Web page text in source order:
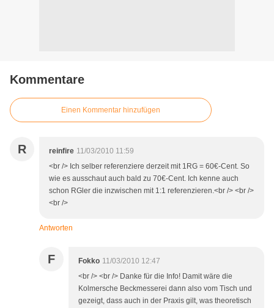
Kommentare
Einen Kommentar hinzufügen
R reinfire 11/03/2010 11:59
<br /> Ich selber referenziere derzeit mit 1RG = 60€-Cent. So
wie es ausschaut auch bald zu 70€-Cent. Ich kenne auch
schon RGler die inzwischen mit 1:1 referenzieren.<br /> <br />
<br />
Antworten
F Fokko 11/03/2010 12:47
<br /> <br /> Danke für die Info! Damit wäre die
Kolmersche Beckmesserei dann also vom Tisch und
gezeigt, dass auch in der Praxis gilt, was theoretisch